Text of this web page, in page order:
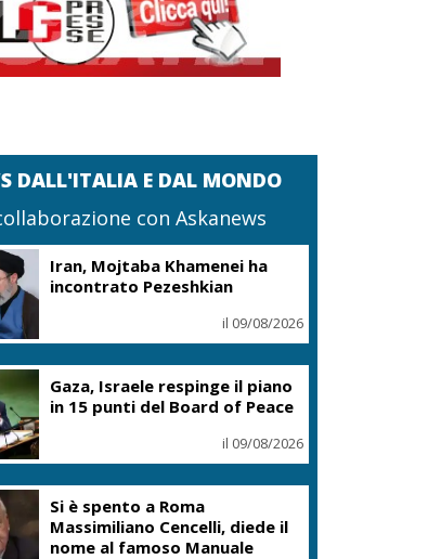
DALL'ITALIA E DAL MONDO
con Askanews
Iran, Mojtaba Khamenei ha
incontrato Pezeshkian
il 09/08/2026
Gaza, Israele respinge il piano
in 15 punti del Board of Peace
il 09/08/2026
Si è spento a Roma
Massimiliano Cencelli, diede il
nome al famoso Manuale